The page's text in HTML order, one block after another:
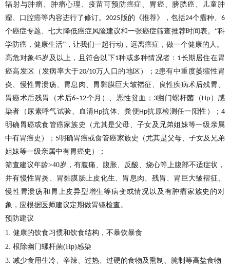
辐射与肿瘤、肿瘤心理、疫苗可预防癌症、胃癌、膀胱癌、儿童肿
瘤、口腔癌等内容进行了修订。2025版的《推荐》，包括24个瘤种、6
个癌症专题、七大降低癌症风险建议和一张癌症筛查推荐时间表。“科
学防癌，健康生活”，让我们一起行动，远离癌症，做一个健康的人。
高危对象45岁及以上，且符合以下1种或多种情况者： 1长期居住在胃
癌高发区（发病率大于20/10万人口的地区）； 2患有中重度萎缩性胃
炎、慢性胃溃疡、胃息肉、胃黏膜巨大皱褶征、良性疾病术后残胃、
胃癌术后残胃（术后6~12个月）、恶性贫血； 3幽门螺杆菌（ Hp ）感
染者（尿素呼气试验、血清Hp抗体、粪便Hp抗原检测任一阳性）；4
明确胃癌或食管癌家族史（尤其是父母、子女及兄弟姐妹等一级亲属
中有胃癌史）； 5明确胃癌或食管癌家族史（尤其是父母、子女及兄弟
姐妹等一级亲属中有胃癌史）；
筛查建议年龄>40岁，有腹痛、腹胀、反酸、烧心等上腹部不适症状，
并有慢性胃炎、胃黏膜肠上皮化生、胃息肉、残胃、胃巨大皱褶征、
慢性胃溃疡和胃上皮异型增生等病变或情况以及有肿瘤家族史的对
象，应根据医师建议定期做胃镜检查。
预防建议
1. 健康的饮食习惯和饮食结构，不暴饮暴食
2. 根除幽门螺杆菌(Hp)感染
3. 减少食用生冷、辛辣、过热、过硬的食物及熏制、腌制等高盐食物